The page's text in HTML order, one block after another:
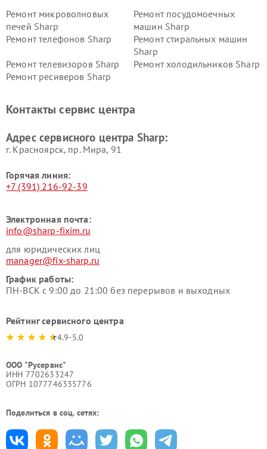
Ремонт микроволновых
печей Sharp
Ремонт посудомоечных
машин Sharp
Ремонт телефонов Sharp
Ремонт стиральных машин
Sharp
Ремонт телевизоров Sharp
Ремонт холодильников Sharp
Ремонт ресиверов Sharp
Контакты сервис центра
Адрес сервисного центра Sharp:
г. Красноярск, ​пр. Мира, 91
Горячая линия:
+7 (391) 216-92-39
Электронная почта:
info@sharp-fixim.ru
для юридических лиц
manager@fix-sharp.ru
График работы:
ПН-ВСК с 9:00 до 21:00 без перерывов и выходных
Рейтинг сервисного центра
4.9-5.0
ООО "Русервис"
ИНН 7702633247
ОГРН 1077746335776
Поделиться в соц. сетях: